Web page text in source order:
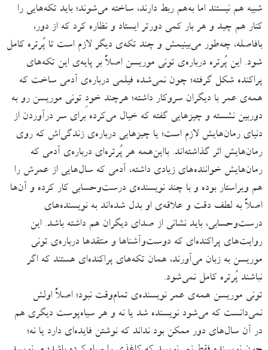
شبیه هم نیستند اما به‌هم ربط دارند، ساخته می‌شوند؛ باید تکه‌هایی را
کنار هم چید و هر بار کمی دورتر ایستاد و نظاره کرد که از دور،
بافاصله، چه‌طور می‌بینیمش و چند تکه‌ی دیگر لازم است تا پُرتره کامل
شود. این پُرتره درباره‌ی تونی موریسن اصلاً بر پایه‌ی این تکه‌های
پراکنده شکل گرفته؛ چون نمی‌شده فیلمی درباره‌ی آدمی ساخت که
همه‌ی عمر با دیگران سروکار داشته؛ هرچند خودِ تونی موریسن رو به
دوربین نشسته و چیزهایی گفته که خیال می‌کرده برای سر درآوردن از
دنیای رمان‌هایش لازم است؛ یا چیزهایی درباره‌ی زندگی‌اش که روی
رمان‌هایش اثر گذاشته‌اند. بااین‌همه هر پُرتره‌ای درباره‌ی آدمی که
رمان‌هایش خواننده‌های زیادی داشته، آدمی که سال‌هایی از عمرش را
هم ویراستار بوده و با چند نویسنده‌ی درست‌وحسابی کار کرده و آن‌ها
اصلاً به لطف دقت و علاقه‌ی او بدل شد‌ه‌اند به نویسنده‌های
درست‌وحسابی، باید نشانی از صدای دیگران هم داشته باشد. این
روایت‌های پراکنده‌ای که دوست‌وآشناها و منتقدها درباره‌ی تونی
موریسن به زبان می‌آورند، همان تکه‌های پراکنده‌ای هستند که اگر
نباشند پُرتره‌ کامل نمی‌شود.
تونی موریسن همه‌ی عمر نویسنده‌ی تمام‌وقت نبود؛ اصلاً اولش
نمی‌دانست که می‌شود نویسنده شد یا نه و هر سیاه‌پوست دیگری هم
در آن سال‌های دور ممکن بود نداند که نوشتن فایده‌ای دارد یا نه؛